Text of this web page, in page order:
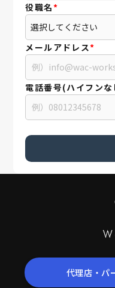
役職名*
メールアドレス*
電話番号(ハイフン
代理店・パ